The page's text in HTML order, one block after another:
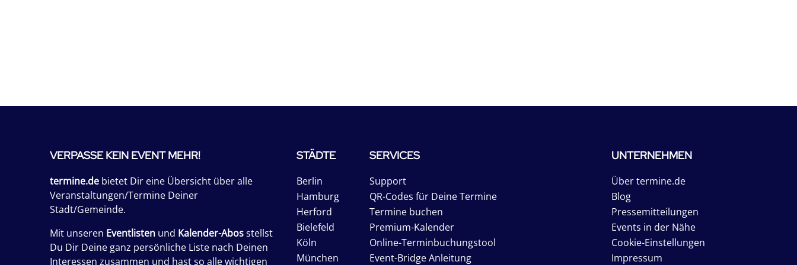
VERPASSE KEIN EVENT MEHR!
termine.de bietet Dir eine Übersicht über alle
Veranstaltungen/Termine Deiner
Stadt/Gemeinde.
Mit unseren Eventlisten und Kalender-Abosstellst
Du Dir Deine ganz persönliche Liste nach Deinen
Interessen zusammen und hast so alle wichtigen
STÄDTE
Berlin
Hamburg
Herford
Bielefeld
Köln
München
SERVICES
Support
QR-Codes für Deine Termine
Termine buchen
Premium-Kalender
Online-Terminbuchungstool
Event-Bridge Anleitung
UNTERNEHMEN
Über termine.de
Blog
Pressemitteilungen
Events in der Nähe
Cookie-Einstellungen
Impressum